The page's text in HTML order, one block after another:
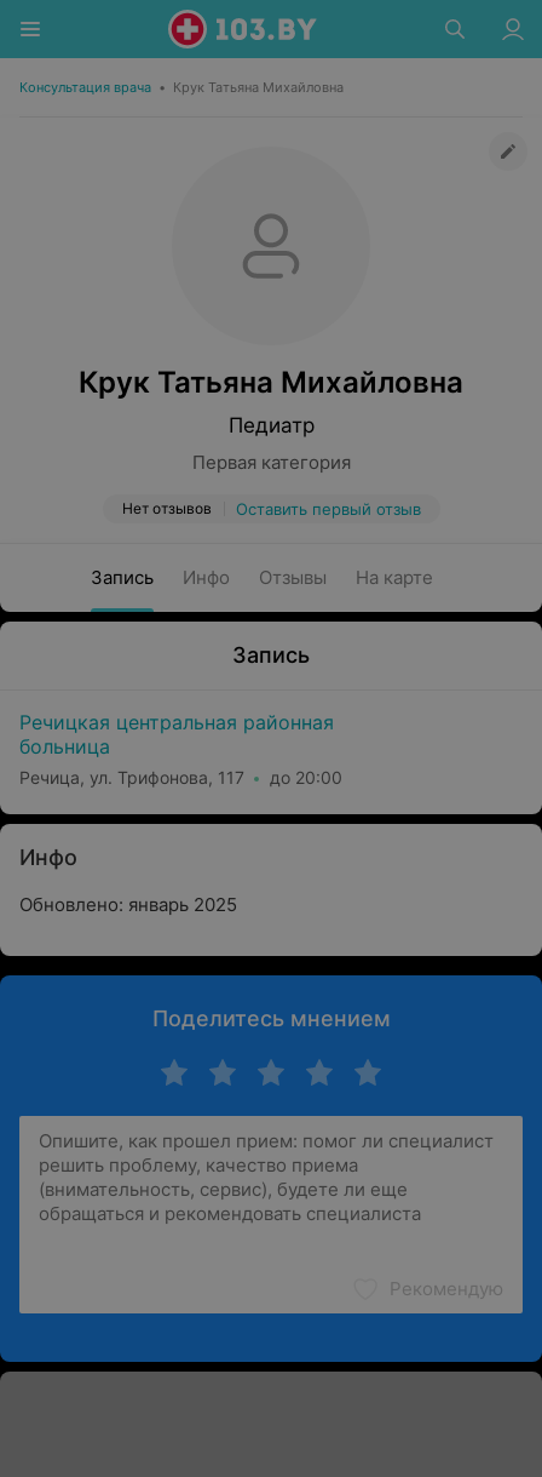
Консультация врача • Крук Татьяна Михайловна
Крук Татьяна Михайловна
Педиатр
Первая категория
Нет отзывов Оставить первый отзыв
Запись Инфо Отзывы На карте
Запись
Речицкая центральная районная
больница
Речица, ул. Трифонова, 117 до 20:00
Инфо
Обновлено: январь 2025
Поделитесь мнением
Рекомендую